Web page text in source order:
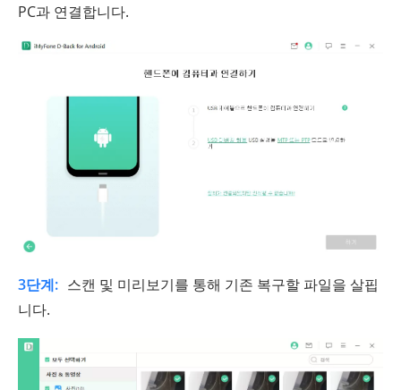
PC과 연결합니다.
3단계: 스캔 및 미리보기를 통해 기존 복구할 파일을 살핍
니다.